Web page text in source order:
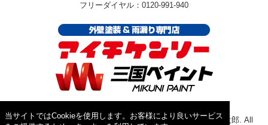
当サイトではCookieを使用します。お客様により良いサービス
フリーダイヤル： 0120-991-940
Copyright © 2026外壁塗装＆屋根塗装＆雨漏り専門店塗替え太郎. All